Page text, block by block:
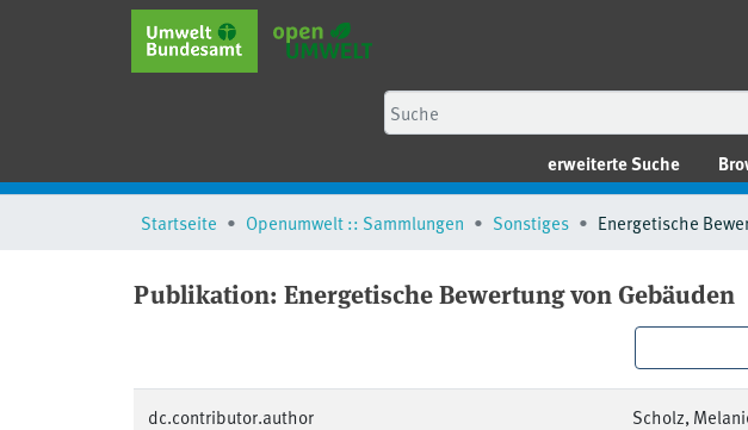
erweiterte Suche
Startseite Openumwelt :: Sammlungen Sonstiges
Publikation: Energetische Bewertung von Gebäuden
dc.contributor.author Scholz,